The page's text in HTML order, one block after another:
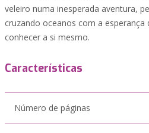
veleiro numa inesperada aventura,
cruzando oceanos com a esperança
conhecer a si mesmo.
Características
Número de páginas